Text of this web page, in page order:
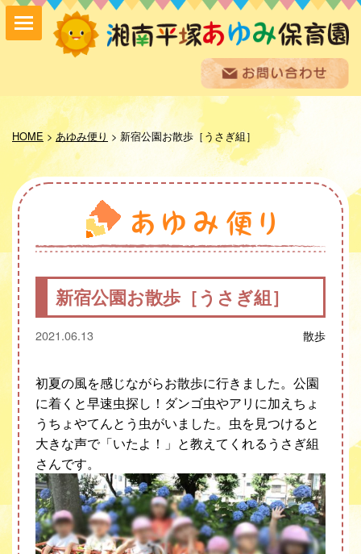
HOME> あゆみ便り > 新宿公園お散歩［うさぎ組］
新宿公園お散歩［うさぎ組］
2021.06.13 散歩
初夏の風を感じながらお散歩に行きました。公園
に着くと早速虫探し！ダンゴ虫やアリに加えちょ
うちょやてんとう虫がいました。虫を見つけると
大きな声で「いたよ！」と教えてくれるうさぎ組
さんです。
保育方針
園の紹介
保育内容
入園案内
採用情報
お問い合わせ
あゆみ便り
給食室だより
あゆみギャラリー
プライバシーポリシー
サイトマップ